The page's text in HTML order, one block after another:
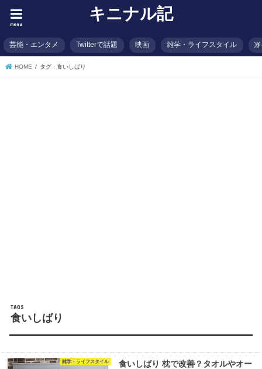
キニナル記
menu
芸能・エンタメ Twitterで話題 映画 雑学・ライフスタイル
HOME タグ : 食いしばり
食いしばり
雑学・ライフスタイル
食いしばり 枕で改善？タオルやオー